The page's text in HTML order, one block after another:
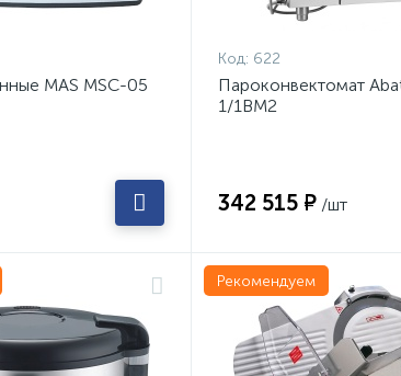
MAS MSC-05
Код: 622
Пароконвектомат
1/1ВМ2
342 515 ₽ /шт
Рекомендуем